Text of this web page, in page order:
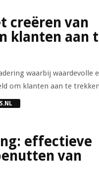
creëren van
klanten aan
waarbij waardevolle
om klanten aan te
effectieve
van